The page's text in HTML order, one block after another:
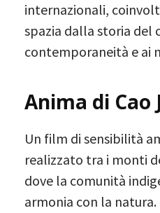
internazionali,
spazia dalla storia del
contemporaneità e ai
Anima di Cao
Un film di sensibilità
realizzato tra i monti
dove la comunità
armonia con la